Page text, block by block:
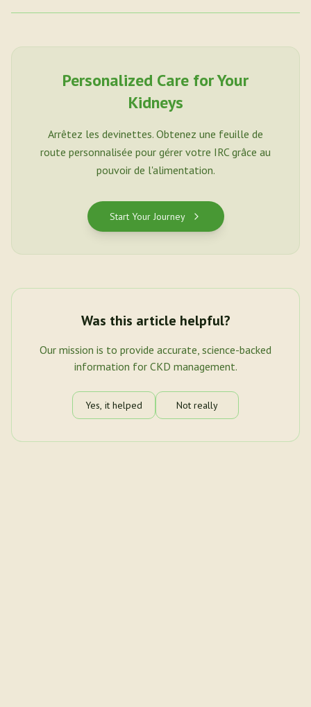
Personalized Care for Your
Kidneys
Arrêtez les devinettes. Obtenez une feuille de
route personnalisée pour gérer votre IRC grâce au
pouvoir de l'alimentation.
Start Your Journey
Was this article helpful?
Our mission is to provide accurate, science-backed
information for CKD management.
Yes, it helped Not really